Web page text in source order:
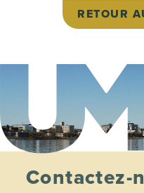
RETOUR
Contactez-